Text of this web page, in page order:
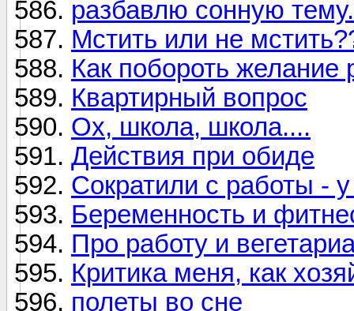
разбавлю сонную
Мстить или не
Как побороть желание
Квартирный вопрос
Ох, школа, школа....
Действия при обиде
Сократили с работы -
Беременность и
Про работу и
Критика меня, как
полеты во сне